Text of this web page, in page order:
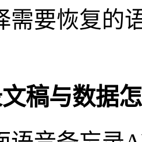
需要恢复的
稿与数据